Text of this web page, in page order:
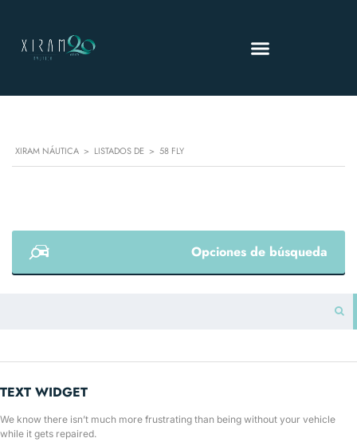
XIRAM NÁUTICA > LISTADOS DE > 58 FLY
Opciones de búsqueda
TEXT WIDGET
We know there isn’t much more frustrating than being without your vehicle
while it gets repaired.